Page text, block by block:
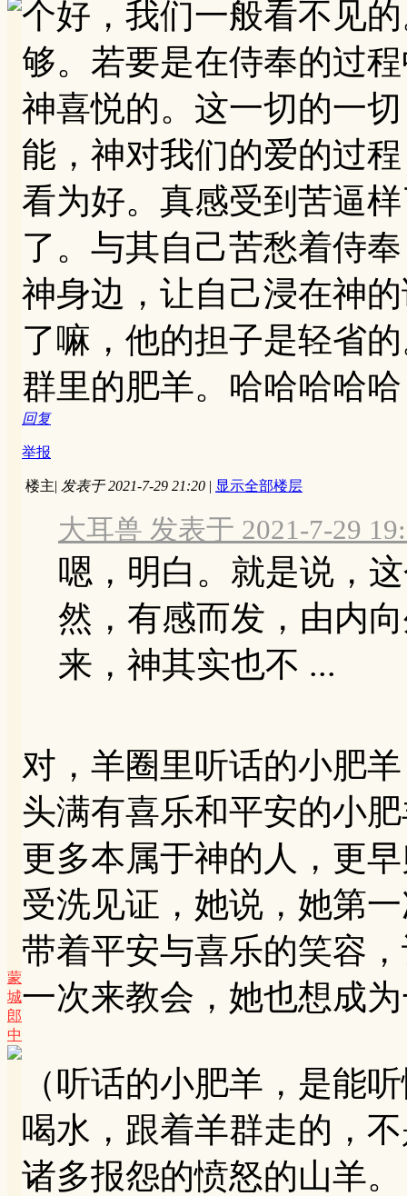
个好，我们一般看不见
够。若要是在侍奉的过
神喜悦的。这一切的一
能，神对我们的爱的过
看为好。真感受到苦逼
了。与其自己苦愁着侍
神身边，让自己浸在神
了嘛，他的担子是轻省
群里的肥羊。哈哈哈哈哈
回复
举报
蒙
城
郎
中
楼主| 发表于 2021-7-29 21:20 | 显示全部楼层
大耳兽 发表于 2021-7-29
嗯，明白。就是说，
然，有感而发，由内
来，神其实也不 ...
对，羊圈里听话的小肥
头满有喜乐和平安的小
更多本属于神的人，更
受洗见证，她说，她第
带着平安与喜乐的笑容
一次来教会，她也想成
（听话的小肥羊，是能
喝水，跟着羊群走的，
诸多报怨的愤怒的山羊